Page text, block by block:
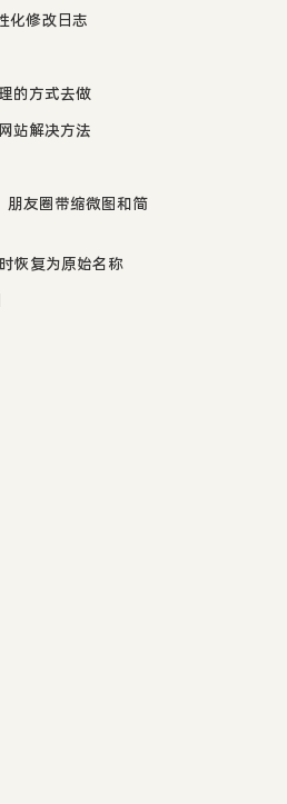
化修改日志
的方式去做
站解决方法
朋友圈带缩微图和简
恢复为原始名称